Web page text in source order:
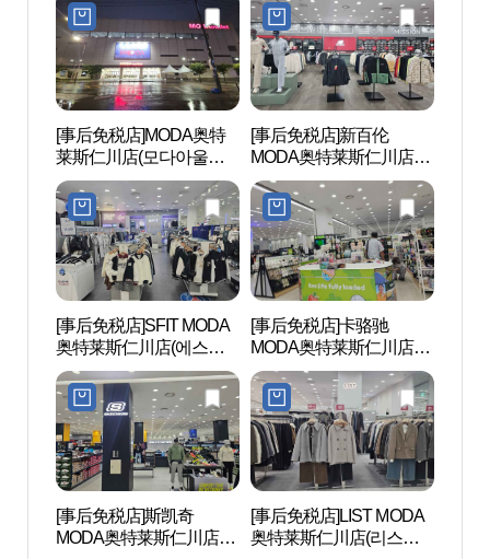
천점)
[事后免税店]MODA奥特
莱斯仁川店(모다아울렛
인천점)
[事后免税店]新百伦
MODA奥特莱斯仁川店
(뉴발란스 모다아울렛 인
천점)
[事后免税店]SFIT MODA
奥特莱斯仁川店(에스핏
모다아울렛 인천점)
[事后免税店]卡骆驰
MODA奥特莱斯仁川店
(크록스 모다아울렛 인천
점)
[事后免税店]斯凯奇
MODA奥特莱斯仁川店
[事后免税店]LIST MODA
奥特莱斯仁川店(리스트